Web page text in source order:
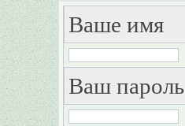
Ваше имя
Ваш пароль